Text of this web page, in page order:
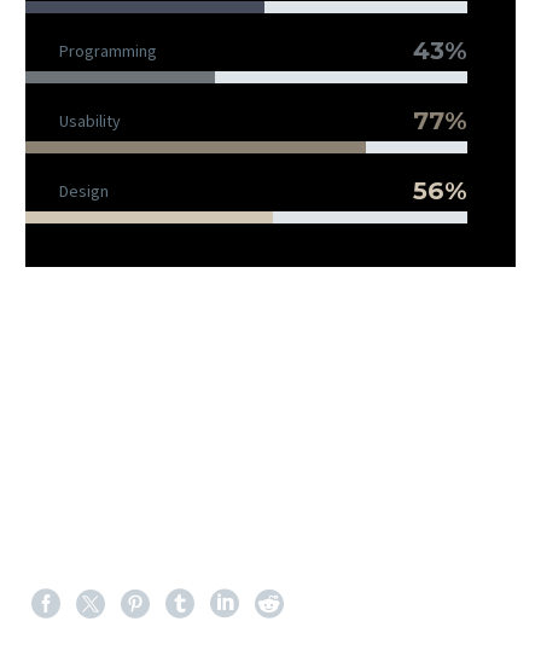
Programming 43%
Usability 77%
Design 56%